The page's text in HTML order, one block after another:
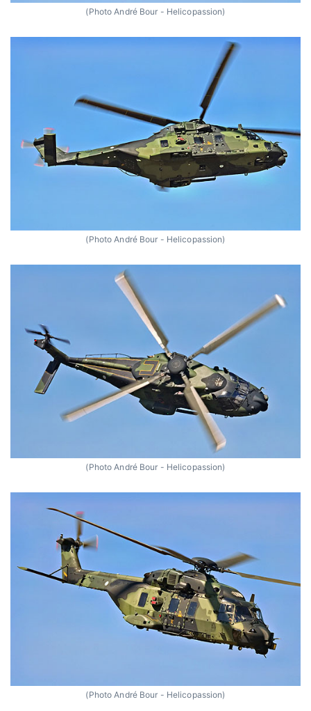
(Photo André Bour - Helicopassion)
(Photo André Bour - Helicopassion)
(Photo André Bour - Helicopassion)
(Photo André Bour - Helicopassion)